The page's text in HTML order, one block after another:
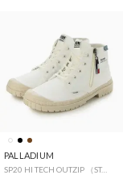
PALLADIUM
SP20 HI TECH OUTZIP （STAR WHITE）